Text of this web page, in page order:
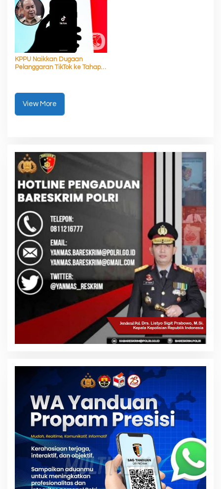
KPPU Naikkan Dugaan
Pelanggaran TikTok ke Tahap
View More